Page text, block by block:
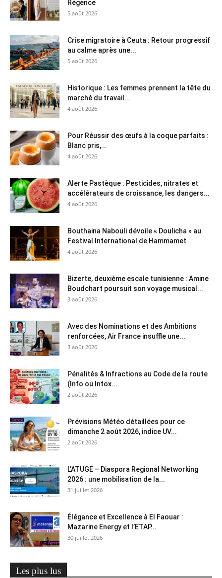
Régence
5 août 2026
Crise migratoire à Ceuta : Retour progressif
au calme après une...
5 août 2026
Historique : Les femmes prennent la tête du
marché du travail...
4 août 2026
Pour Réussir des œufs à la coque parfaits :
Blanc pris,...
4 août 2026
Alerte Pastèque : Pesticides, nitrates et
accélérateurs de croissance, les dangers...
4 août 2026
Bouthaina Nabouli dévoile « Doulicha » au
Festival International de Hammamet
4 août 2026
Bizerte, deuxième escale tunisienne : Amine
Boudchart poursuit son voyage musical...
3 août 2026
Avec des Nominations et des Ambitions
renforcées, Air France insuffle une...
3 août 2026
Pénalités & Infractions au Code de la route
(Info ou Intox...
2 août 2026
Prévisions Météo détaillées pour ce
dimanche 2 août 2026, indice UV...
2 août 2026
L’ATUGE – Diaspora Regional Networking
2026 : une mobilisation de la...
31 juillet 2026
Élégance et Excellence à El Faouar :
Mazarine Energy et l’ETAP...
30 juillet 2026
Les plus lus